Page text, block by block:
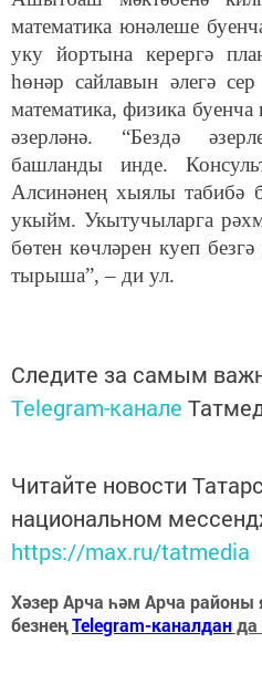
математика юнәлеше
уку йортына керергә
һөнәр сайлавын әлегә
математика, физика
әзерләнә. “Бездә
башланды инде.
Алсинәнең хыялы табибә
укыйм. Укытучыларга
бөтен көчләрен куеп
тырыша”, – ди ул.
Следите за самым
Telegram-канале
Читайте новости
национальном
https://max.ru/tatmedia
Хәзер Арча һәм Арча
безнеңTelegram-каналданда